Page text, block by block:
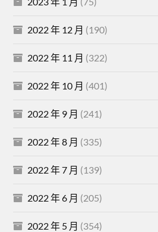
2022 年 12 月 (190)
2022 年 11 月 (322)
2022 年 10 月 (401)
2022 年 9 月 (241)
2022 年 8 月 (335)
2022 年 7 月 (139)
2022 年 6 月 (205)
2022 年 5 月 (354)